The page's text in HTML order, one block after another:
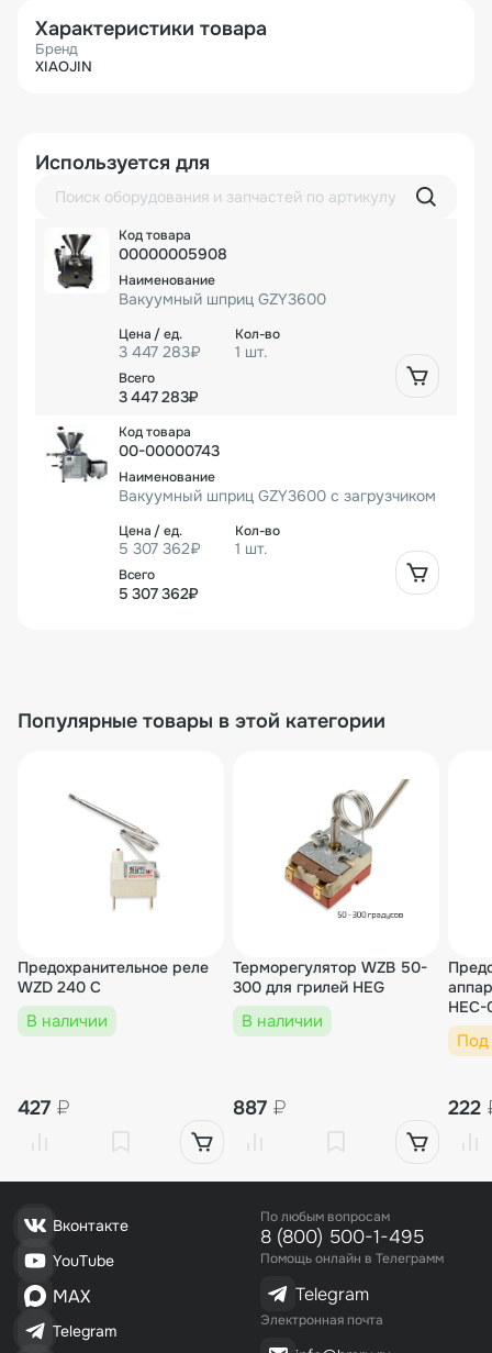
Характеристики товара
Бренд
XIAOJIN
Используется для
00000005908
Вакуумный шприц GZY3600
3 447 283₽ 1 шт.
3 447 283₽
00-00000743
Вакуумный шприц GZY3600 с загрузчиком
5 307 362₽ 1 шт.
5 307 362₽
Популярные товары в этой категории
Предохранительное реле
WZD 240 C
В наличии
427 ₽
Терморегулятор WZB 50-
300 для грилей HEG
В наличии
887 ₽
HEC-
Под
222
Вконтакте
YouTube
MAX
Telegram
По любым вопросам
8 (800) 500-1-495
Помощь онлайн в Телеграмм
Telegram
Электронная почта